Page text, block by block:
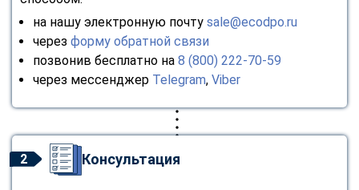
на нашу электронную почту sale@ecodpo.ru
через форму обратной связи
позвонив бесплатно на 8 (800) 222-70-59
через мессенджер Telegram, Viber
2 Консультация